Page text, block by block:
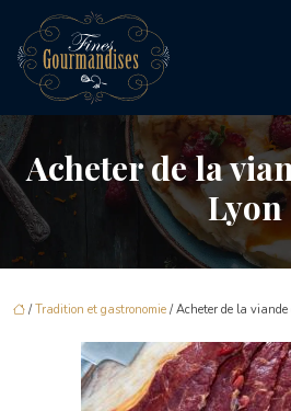
Acheter de la
Lyon
/Tradition et gastronomie / Acheter de la